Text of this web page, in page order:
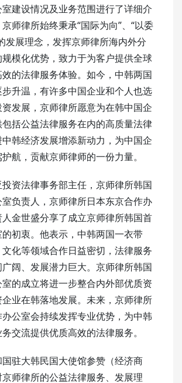
建设情况及业务范围进行了详细介
师律所始终秉承“国际为向”、“以委
发展理念，发挥京师律所海内外分
模化优势，致力于为客户提供全球
的法律服务体验。如今，中韩两国
升温，有许多中国企业和个人也选
发展，京师律所愿意为在韩中国企
括公益法律服务在内的高质量法律
韩经济发展增添新动力，为中国企
航，贡献京师律师的一份力量。
资法律事务部主任，京师律所韩国
负责人，京师律所日本东京合作办
金世盛分享了成立京师律所韩国首
初衷。他表示，中韩两国一衣带
化等领域合作日益密切，法律服务
阔、发展潜力巨大。京师律所韩国
的成立将进一步整合内外部优质资
业在韩落地发展。未来，京师律所
公室会持续发挥专业优势，为中韩
交流提供优质高效的法律服务。
驻大韩民国大使馆参赞（经济商
师律所的公益法律服务、发展理